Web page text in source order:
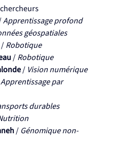
Apprentissage profond
géospatiales
/ Robotique
/ Robotique
/ Vision numérique
Apprentissage par
durables
/ Génomique non-